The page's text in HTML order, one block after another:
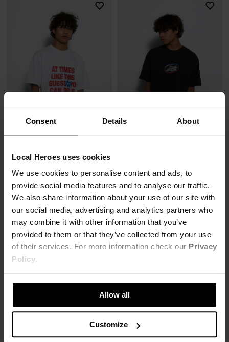
Consent Details About
Local Heroes uses cookies
We use cookies to personalise content and ads, to
provide social media features and to analyse our traffic.
We also share information about your use of our site with
our social media, advertising and analytics partners who
may combine it with other information that you’ve
provided to them or that they’ve collected from your use
of their services. For more information check our Privacy
Policy.
Allow all
Customize
55,00 zł
139,00 zł -60%
69,00 zł
179,00 zł -60%
89,00 zł